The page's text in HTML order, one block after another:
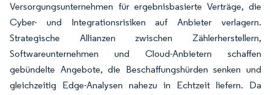
Versorgungsunternehmen für ergebnisbasierte Verträge, die
Cyber- und Integrationsrisiken auf Anbieter verlagern.
Strategische Allianzen zwischen Zählerherstellern,
Softwareunternehmen und Cloud-Anbietern schaffen
gebündelte Angebote, die Beschaffungshürden senken und
gleichzeitig Edge-Analysen nahezu in Echtzeit liefern. Da